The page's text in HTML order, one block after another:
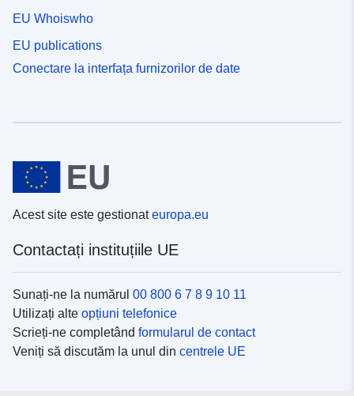
EU Whoiswho
EU publications
Conectare la interfața furnizorilor de date
Acest site este gestionateuropa.eu
Contactați instituțiile UE
Sunați-ne la numărul 00 800 6 7 8 9 10 11
Utilizați alte opțiuni telefonice
Scrieți-ne completând formularul de contact
Veniți să discutăm la unul din centrele UE